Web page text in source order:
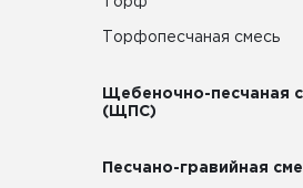
Торфопесчаная смесь
Щебеночно-песчаная
(ЩПС)
Песчано-гравийная